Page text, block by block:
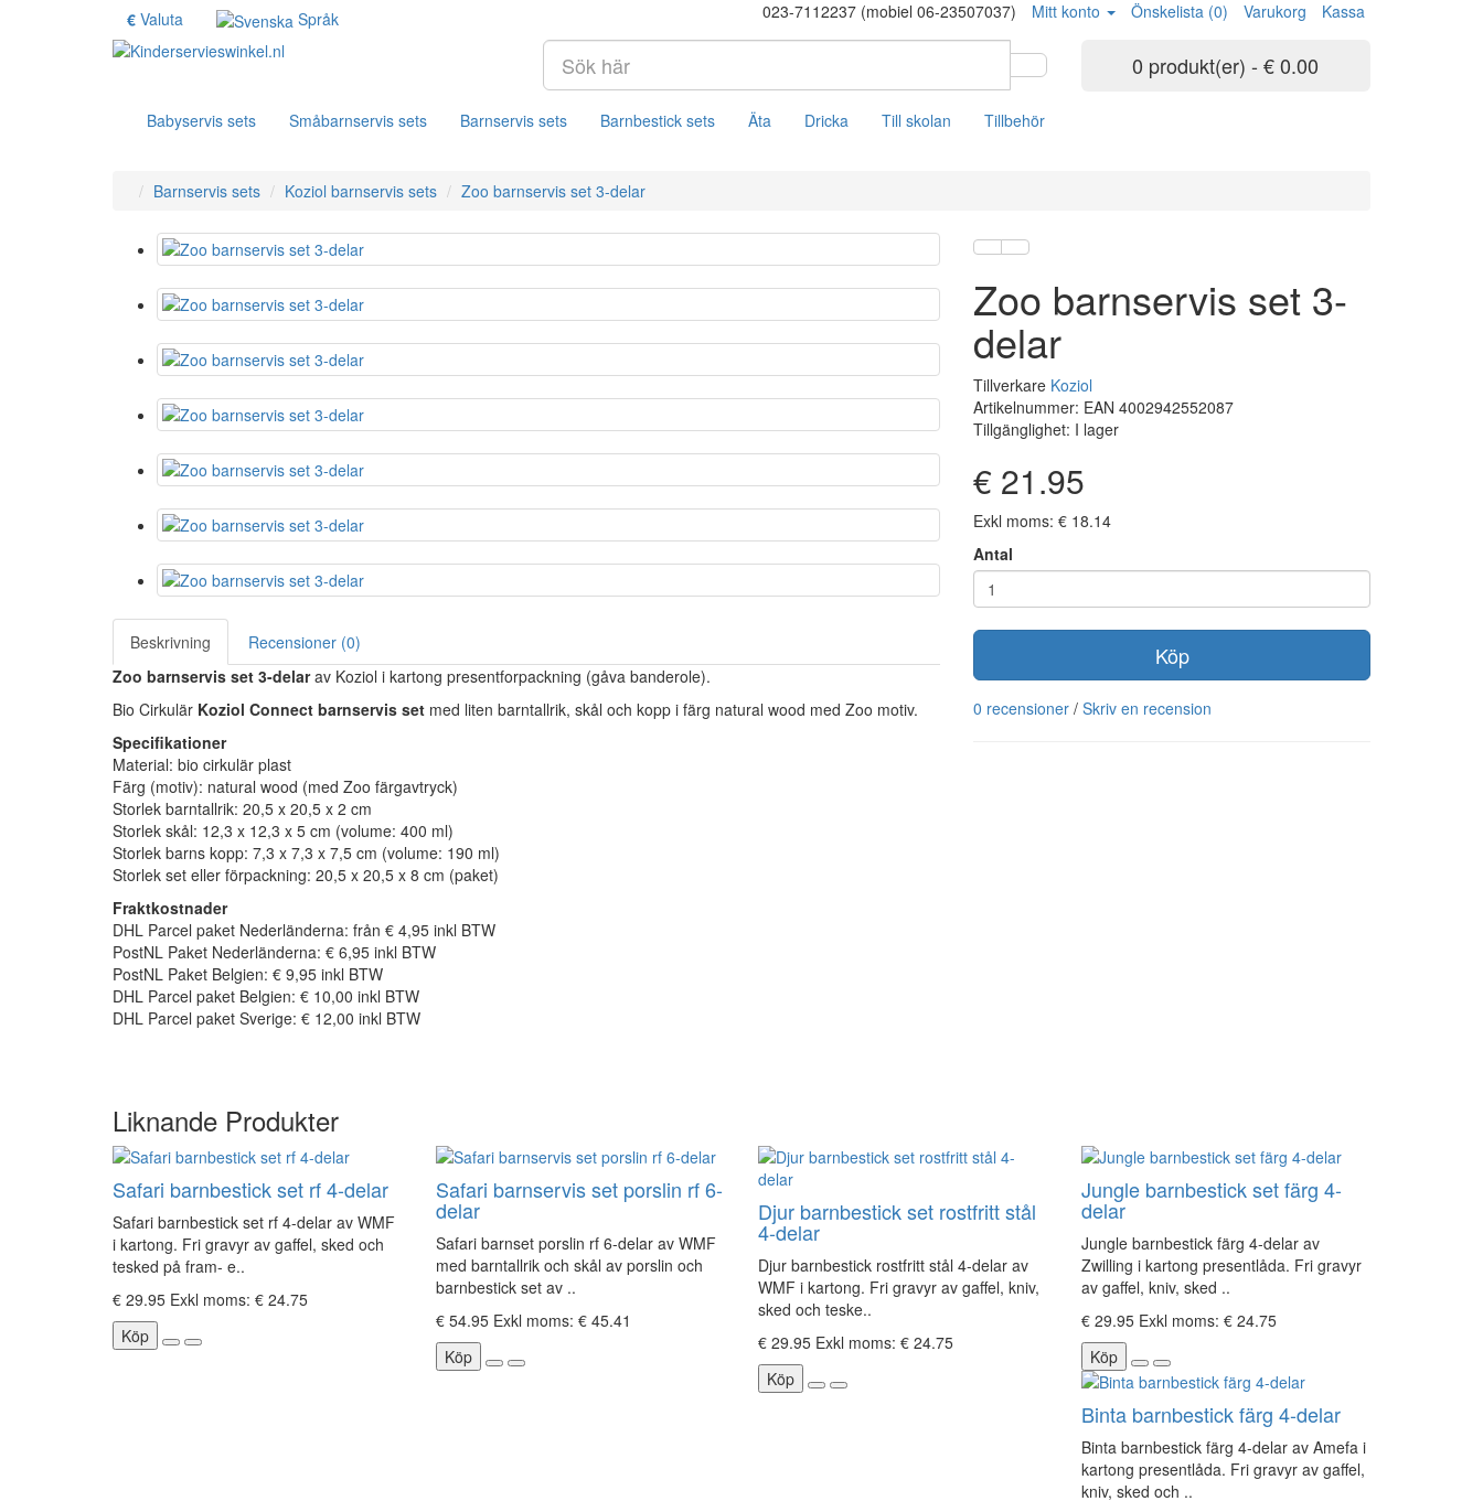
€ Valuta Språk 023-7112237 (mobiel 06-23507037) Mitt konto Önskelista (0) Varukorg Kassa
0 produkt(er) - € 0.00
Babyservis sets Småbarnservis sets Barnservis sets Barnbestick sets Äta Dricka Till skolan Tillbehör
Barnservis sets Koziol barnservis sets Zoo barnservis set 3-delar
Beskrivning
Recensioner (0)
Zoo barnservis set 3-delarav Koziol i kartong presentforpackning (gåva banderole).
Bio Cirkulär Koziol Connect barnservis set med liten barntallrik, skål och kopp i färg natural wood med Zoo motiv.
Specifikationer
Material: bio cirkulär plast
Färg (motiv): natural wood (med Zoo färgavtryck)
Storlek barntallrik: 20,5 x 20,5 x 2 cm
Storlek skål: 12,3 x 12,3 x 5 cm (volume: 400 ml)
Storlek barns kopp: 7,3 x 7,3 x 7,5 cm (volume: 190 ml)
Storlek set eller förpackning: 20,5 x 20,5 x 8 cm (paket)
Fraktkostnader
DHL Parcel paket Nederländerna: från € 4,95 inkl BTW
PostNL Paket Nederländerna: € 6,95 inkl BTW
PostNL Paket Belgien: € 9,95 inkl BTW
DHL Parcel paket Belgien: € 10,00 inkl BTW
DHL Parcel paket Sverige: € 12,00 inkl BTW
Zoo barnservis set 3-
delar
Tillverkare Koziol
Artikelnummer: EAN 4002942552087
Tillgänglighet: I lager
€ 21.95
Exkl moms: € 18.14
Antal
Köp
0 recensioner / Skriv en recension
Liknande Produkter
Safari barnbestick set rf 4-delar
Safari barnbestick set rf 4-delar av WMF
i kartong. Fri gravyr av gaffel, sked och
tesked på fram- e..
€ 29.95 Exkl moms: € 24.75
Köp
Safari barnservis set porslin rf 6-
delar
Safari barnset porslin rf 6-delar av WMF
med barntallrik och skål av porslin och
barnbestick set av ..
€ 54.95 Exkl moms: € 45.41
Köp
Djur barnbestick set rostfritt stål
4-delar
Djur barnbestick rostfritt stål 4-delar av
WMF i kartong. Fri gravyr av gaffel, kniv,
sked och teske..
€ 29.95 Exkl moms: € 24.75
Köp
Jungle barnbestick set färg 4-
delar
Jungle barnbestick färg 4-delar av
Zwilling i kartong presentlåda. Fri gravyr
av gaffel, kniv, sked ..
€ 29.95 Exkl moms: € 24.75
Köp
Binta barnbestick färg 4-delar
Binta barnbestick färg 4-delar av Amefa i
kartong presentlåda. Fri gravyr av gaffel,
kniv, sked och ..